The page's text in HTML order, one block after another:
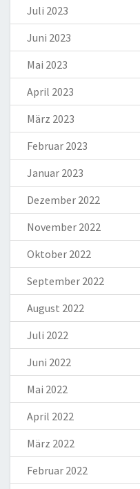
Juli 2023
Juni 2023
Mai 2023
April 2023
März 2023
Februar 2023
Januar 2023
Dezember 2022
November 2022
Oktober 2022
September 2022
August 2022
Juli 2022
Juni 2022
Mai 2022
April 2022
März 2022
Februar 2022